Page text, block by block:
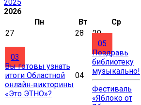
2025
2026
Пн
Вт Ср
27
28 29
03
Вы готовы узнать
итоги Областной
онлайн‑викторины
«Это ЭТНО»?
04
05
Поздравь
библиотеку
музыкально!
Фестиваль
«Яблоко от